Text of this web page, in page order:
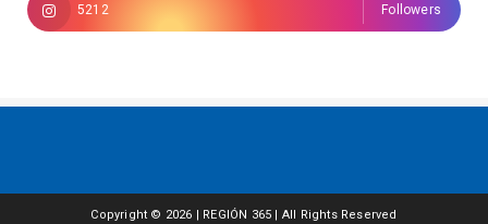
5212 Followers
Copyright © 2026 | REGIÓN 365 | All Rights Reserved